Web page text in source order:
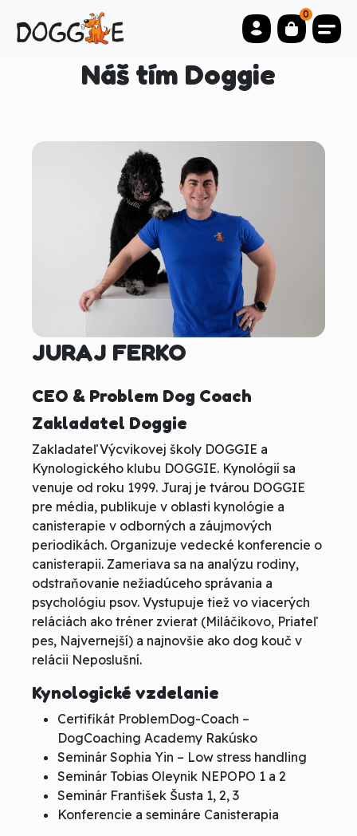
0
Náš tím Doggie
JURAJ FERKO
CEO & Problem Dog Coach
Zakladatel Doggie
Zakladateľ Výcvikovej školy DOGGIE a
Kynologického klubu DOGGIE. Kynológií sa
venuje od roku 1999. Juraj je tvárou DOGGIE
pre média, publikuje v oblasti kynológie a
canisterapie v odborných a záujmových
periodikách. Organizuje vedecké konferencie o
canisterapii. Zameriava sa na analýzu rodiny,
odstraňovanie nežiadúceho správania a
psychológiu psov. Vystupuje tiež vo viacerých
reláciách ako tréner zvierat (Miláčikovo, Priateľ
pes, Najvernejší) a najnovšie ako dog kouč v
relácii Neposlušní.
Kynologické vzdelanie
Certifikát ProblemDog-Coach –
DogCoaching Academy Rakúsko
Seminár Sophia Yin – Low stress handling
Seminár Tobias Oleynik NEPOPO 1 a 2
Seminár František Šusta 1, 2, 3
Konferencie a semináre Canisterapia